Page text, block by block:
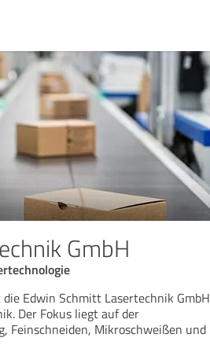
GmbH
Edwin Schmitt Lasertechnik GmbH
Der Fokus liegt auf der
Feinschneiden, Mikroschweißen und